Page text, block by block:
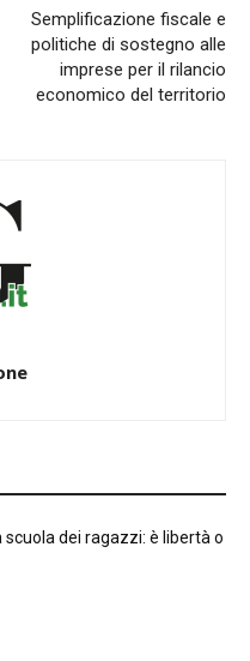
Semplificazione fiscale e
politiche di sostegno alle
imprese per il rilancio
economico del territorio
scuola dei ragazzi: è libertà o